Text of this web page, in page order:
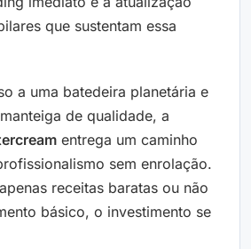
que sustentam essa
a uma batedeira planetária e
de qualidade, a
entrega um caminho
sem enrolação.
receitas baratas ou não
básico, o investimento se